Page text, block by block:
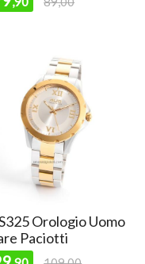
Orologio Uomo
Paciotti